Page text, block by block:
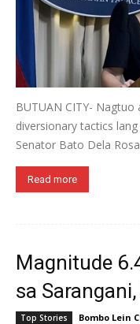
BUTUAN CITY- Nagtuo
diversionary tactics
Senator Bato Dela
Read more
Magnitude
sa
Top Stories Bombo Lein